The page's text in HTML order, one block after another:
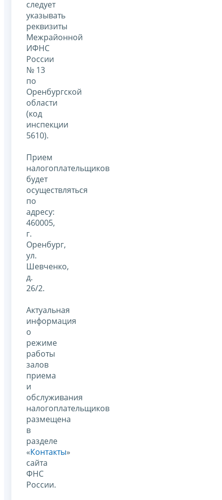
следует
указывать
реквизиты
Межрайонной
ИФНС
России
№ 13
по
Оренбургской
области
(код
инспекции
5610).
Прием
налогоплательщиков
будет
осуществляться
по
адресу:
460005,
г.
Оренбург,
ул.
Шевченко,
д.
26/2.
Актуальная
информация
о
режиме
работы
залов
приема
и
обслуживания
налогоплательщиков
размещена
в
разделе
«Контакты»
сайта
ФНС
России.